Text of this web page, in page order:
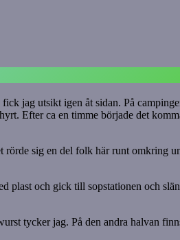
jag utsikt igen åt sidan. På
Efter ca en timme började det
sig en del folk här runt omkring
plast och gick till sopstationen och
tycker jag. På den andra halvan